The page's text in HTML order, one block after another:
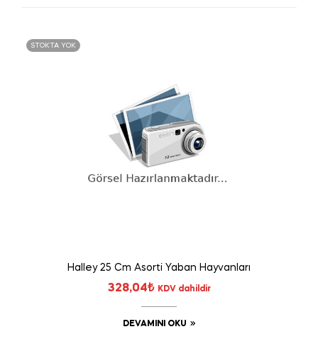
STOKTA YOK
Halley 25 Cm Asorti Yaban Hayvanları
328,04₺ KDV dahildir
DEVAMINI OKU